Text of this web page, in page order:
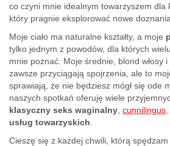
co czyni mnie idealnym towarzyszem dla
który pragnie eksplorować nowe doznania.
Moje ciało ma naturalne kształty, a moje
tylko jednym z powodów, dla których
mnie poznać. Moje średnie, blond włosy i
zawsze przyciągają spojrzenia, ale to
sprawiają, że nie będziesz mógł się ode
naszych spotkań oferuję wiele
klasyczny seks waginalny cunnilingus
usług towarzyskich
Cieszę się z każdej chwili, którą spędzam